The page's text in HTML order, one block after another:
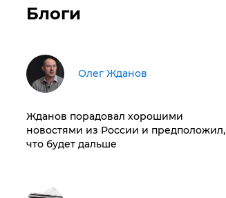
Блоги
Олег Жданов
Жданов порадовал хорошими
новостями из России и предположил,
что будет дальше